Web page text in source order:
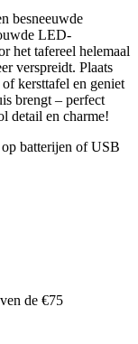
besneeuwde
LED-
het tafereel helemaal
verspreidt. Plaats
kersttafel en geniet
brengt – perfect
detail en charme!
batterijen of USB
de €75